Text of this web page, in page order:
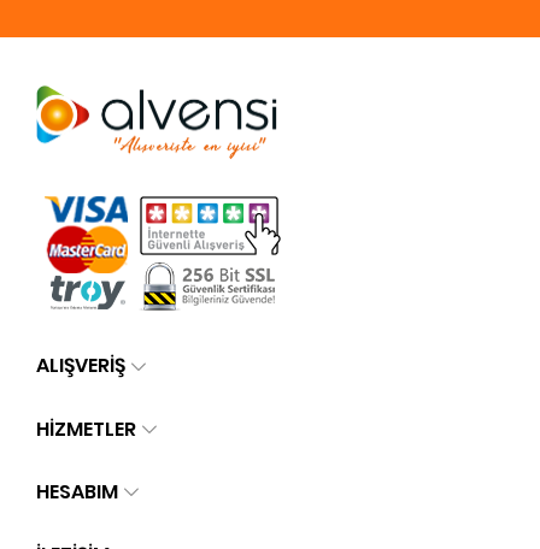
ALIŞVERİŞ
HİZMETLER
HESABIM